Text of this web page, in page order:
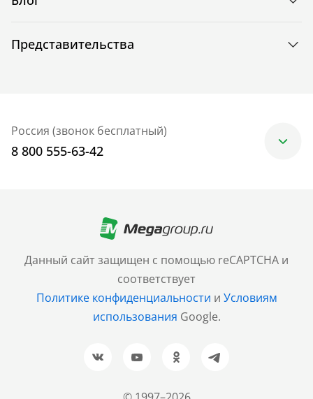
Данный сайт защищен с помощью reCAPTCHA и
соответствует
Политике конфиденциальности и Условиям
использования Google.
Представительства
Россия (звонок бесплатный)
8 800 555-63-42
+7 (499) 705-30-10
Санкт-Петербург
+7 (812) 600-77-33
Барнаул
+7 (961) 999-93-93
Новосибирск